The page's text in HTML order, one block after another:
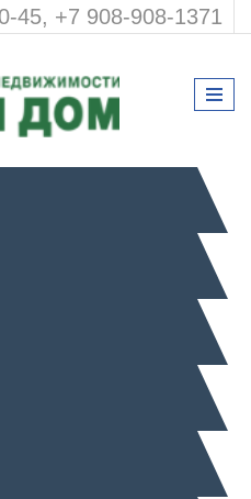
45, +7 908-908-1371